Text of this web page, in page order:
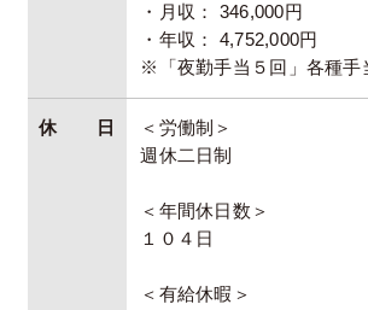
・月収： 346,000円
・年収： 4,752,000円
※「夜勤手当５回」各種手
休日
＜労働制＞
週休二日制
＜年間休日数＞
１０４日
＜有給休暇＞